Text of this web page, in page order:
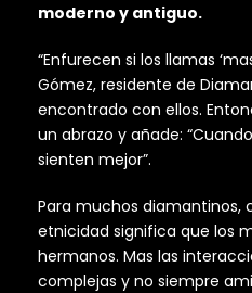
moderno y antiguo.
“Enfurecen si los llamas
Gómez, residente de
encontrado con ellos.
un abrazo y añade:
sienten mejor”.
Para muchos diamantinos,
etnicidad significa que los
hermanos. Mas las
complejas y no siempre